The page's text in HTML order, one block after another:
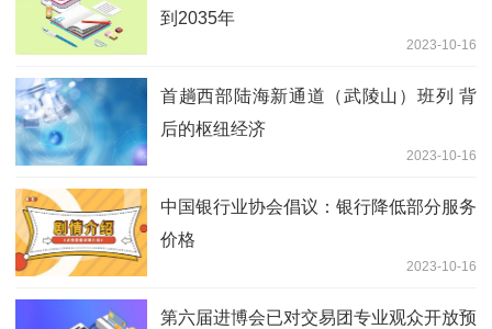
到2035年
2023-10-16
首趟西部陆海新通道（武陵山）班列 背
后的枢纽经济
2023-10-16
中国银行业协会倡议：银行降低部分服务
价格
2023-10-16
第六届进博会已对交易团专业观众开放预